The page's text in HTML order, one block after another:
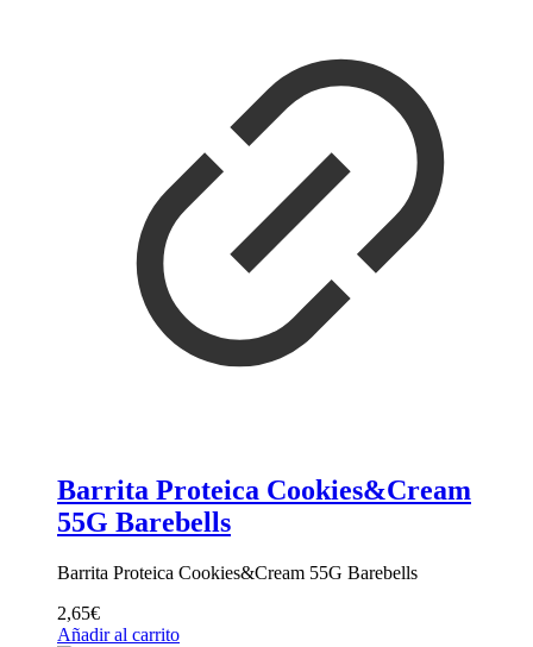
Barrita Proteica Cookies&Cream
55G Barebells
Barrita Proteica Cookies&Cream 55G Barebells
2,65€
Añadir al carrito